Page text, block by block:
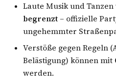
Laute Musik und
begrenzt – offizielle
ungehemmter
Verstöße gegen Regeln
Belästigung) können mit
werden.